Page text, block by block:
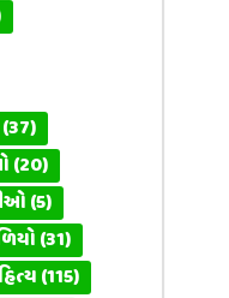
(37)
(20)
(5)
(31)
(115)